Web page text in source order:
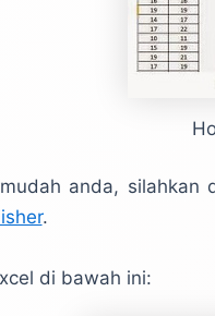
anda,
.
di bawah ini: